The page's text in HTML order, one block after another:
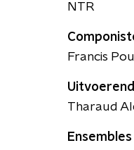
NTR
Francis
Tharaud
Ensembles